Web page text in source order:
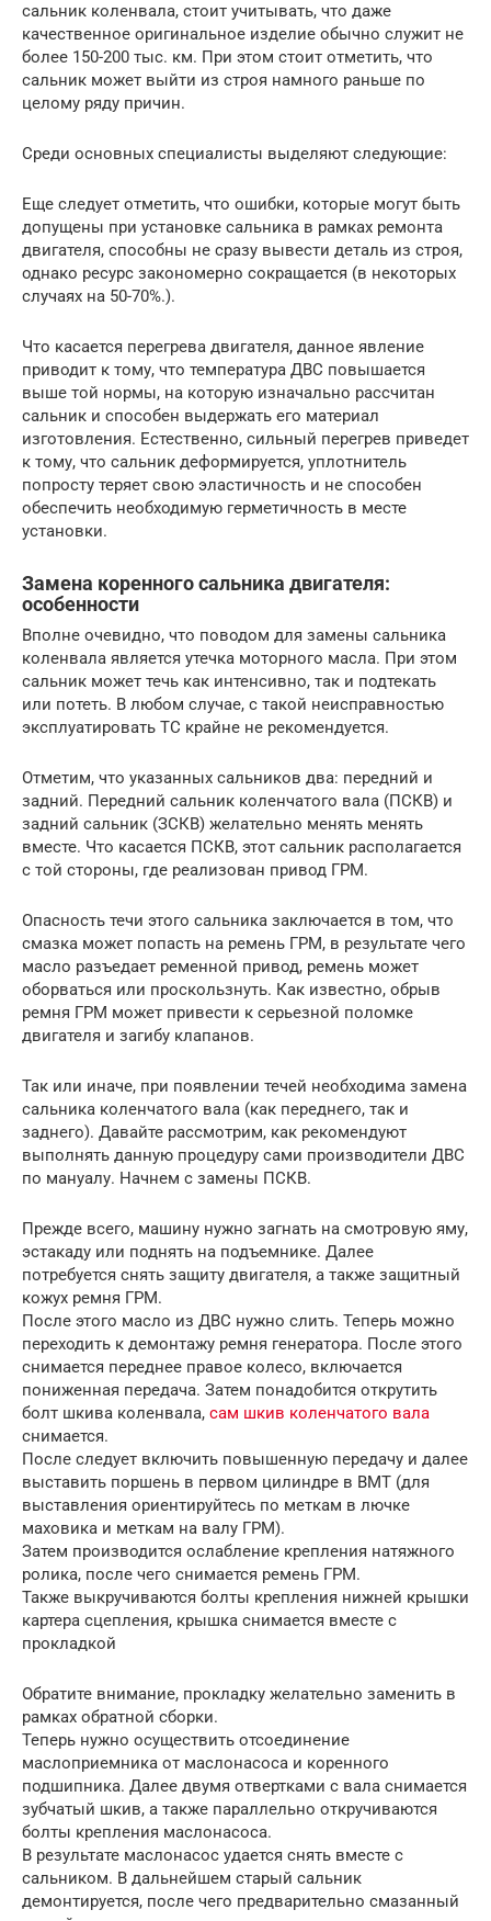
сальник коленвала, стоит учитывать, что даже
качественное оригинальное изделие обычно служит не
более 150-200 тыс. км. При этом стоит отметить, что
сальник может выйти из строя намного раньше по
целому ряду причин.
Среди основных специалисты выделяют следующие:
Еще следует отметить, что ошибки, которые могут быть
допущены при установке сальника в рамках ремонта
двигателя, способны не сразу вывести деталь из строя,
однако ресурс закономерно сокращается (в некоторых
случаях на 50-70%.).
Что касается перегрева двигателя, данное явление
приводит к тому, что температура ДВС повышается
выше той нормы, на которую изначально рассчитан
сальник и способен выдержать его материал
изготовления. Естественно, сильный перегрев приведет
к тому, что сальник деформируется, уплотнитель
попросту теряет свою эластичность и не способен
обеспечить необходимую герметичность в месте
установки.
Замена коренного сальника двигателя:
особенности
Вполне очевидно, что поводом для замены сальника
коленвала является утечка моторного масла. При этом
сальник может течь как интенсивно, так и подтекать
или потеть. В любом случае, с такой неисправностью
эксплуатировать ТС крайне не рекомендуется.
Отметим, что указанных сальников два: передний и
задний. Передний сальник коленчатого вала (ПСКВ) и
задний сальник (ЗСКВ) желательно менять менять
вместе. Что касается ПСКВ, этот сальник располагается
с той стороны, где реализован привод ГРМ.
Опасность течи этого сальника заключается в том, что
смазка может попасть на ремень ГРМ, в результате чего
масло разъедает ременной привод, ремень может
оборваться или проскользнуть. Как известно, обрыв
ремня ГРМ может привести к серьезной поломке
двигателя и загибу клапанов.
Так или иначе, при появлении течей необходима замена
сальника коленчатого вала (как переднего, так и
заднего). Давайте рассмотрим, как рекомендуют
выполнять данную процедуру сами производители ДВС
по мануалу. Начнем с замены ПСКВ.
Прежде всего, машину нужно загнать на смотровую яму,
эстакаду или поднять на подъемнике. Далее
потребуется снять защиту двигателя, а также защитный
кожух ремня ГРМ.
После этого масло из ДВС нужно слить. Теперь можно
переходить к демонтажу ремня генератора. После этого
снимается переднее правое колесо, включается
пониженная передача. Затем понадобится открутить
болт шкива коленвала, сам шкив коленчатого вала
снимается.
После следует включить повышенную передачу и далее
выставить поршень в первом цилиндре в ВМТ (для
выставления ориентируйтесь по меткам в лючке
маховика и меткам на валу ГРМ).
Затем производится ослабление крепления натяжного
ролика, после чего снимается ремень ГРМ.
Также выкручиваются болты крепления нижней крышки
картера сцепления, крышка снимается вместе с
прокладкой
Обратите внимание, прокладку желательно заменить в
рамках обратной сборки.
Теперь нужно осуществить отсоединение
маслоприемника от маслонасоса и коренного
подшипника. Далее двумя отвертками с вала снимается
зубчатый шкив, а также параллельно откручиваются
болты крепления маслонасоса.
В результате маслонасос удается снять вместе с
сальником. В дальнейшем старый сальник
демонтируется, после чего предварительно смазанный